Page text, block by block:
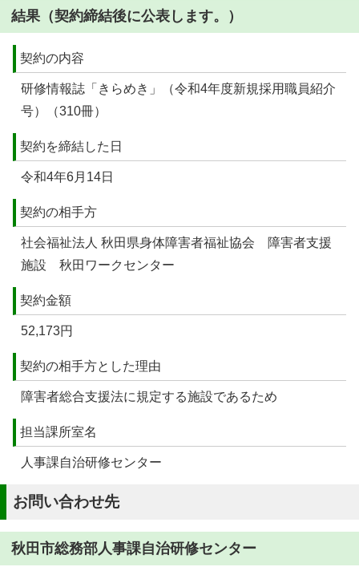
結果（契約締結後に公表します。）
契約の内容
研修情報誌「きらめき」（令和4年度新規採用職員紹介
号）（310冊）
契約を締結した日
令和4年6月14日
契約の相手方
社会福祉法人 秋田県身体障害者福祉協会 障害者支援
施設 秋田ワークセンター
契約金額
52,173円
契約の相手方とした理由
障害者総合支援法に規定する施設であるため
担当課所室名
人事課自治研修センター
お問い合わせ先
秋田市総務部人事課自治研修センター